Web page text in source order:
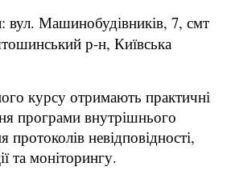
: вул. Машинобудівників, 7, смт
р-н, Київська
курсу отримають практичні
програми внутрішнього
невідповідності,
та моніторингу.